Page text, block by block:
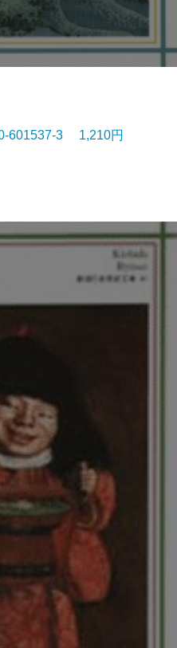
601537-3 1,210円